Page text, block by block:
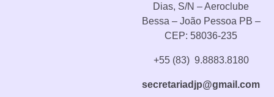
Dias, S/N – Aeroclube
Bessa – João Pessoa PB –
CEP: 58036-235
+55 (83) 9.8883.8180
secretariadjp@gmail.com